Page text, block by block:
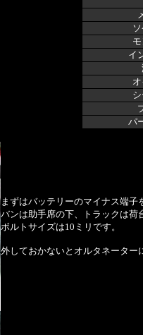
イ
パ
まずはバッテリーのマイナス端子
バンは助手席の下、トラックは荷
ボルトサイズは10ミリです。
外しておかないとオルタネーター